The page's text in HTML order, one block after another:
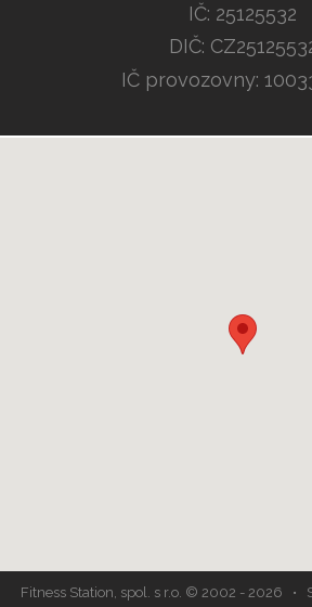
IČ: 25125532
DIČ:
IČ provozovny:
Fitness Station, spol. s r.o. © 2002 - 2026 •